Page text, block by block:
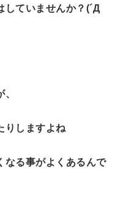
していませんか？(´Д
りしますよね
なる事がよくあるんで